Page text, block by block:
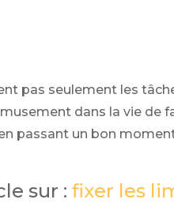
pas seulement les
dans la vie de
passant un bon
sur : fixer les